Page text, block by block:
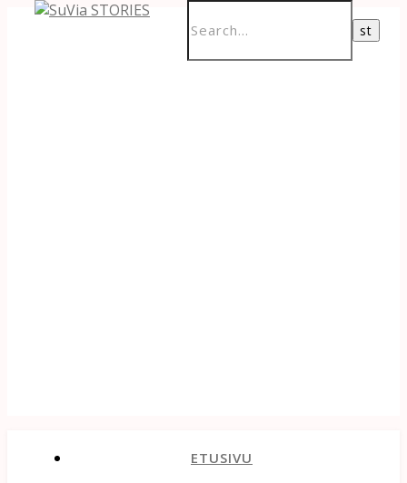
ETUSIVU